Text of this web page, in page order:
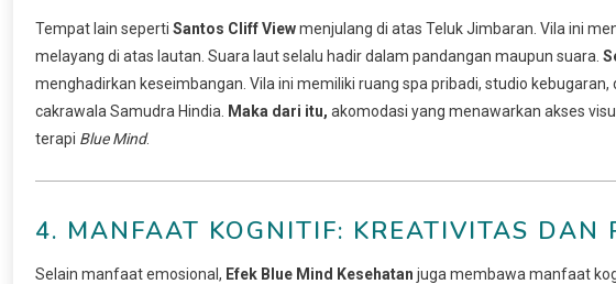
Tempat lain seperti Santos Cliff Viewmenjulang di atas Teluk Jimbaran. Vila ini
melayang di atas lautan. Suara laut selalu hadir dalam pandangan maupun suara.
menghadirkan keseimbangan. Vila ini memiliki ruang spa pribadi, studio kebugaran,
cakrawala Samudra Hindia.
Maka dari itu, akomodasi yang menawarkan akses
terapi Blue Mind.
4. MANFAAT KOGNITIF: KREATIVITAS DAN
Selain manfaat emosional, Efek Blue Mind Kesehatan juga membawa manfaat